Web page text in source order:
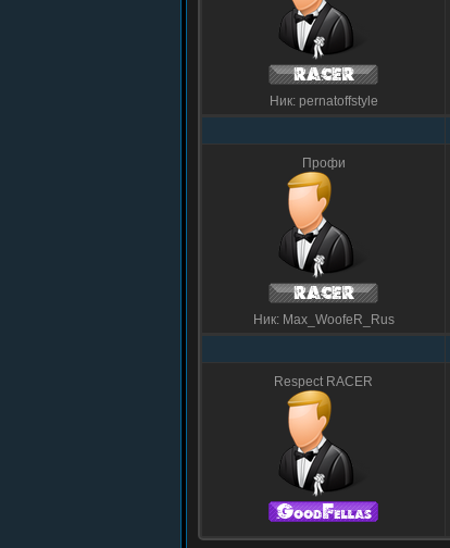
Ник: pernatoffstyle
Профи
Ник: Max_WoofeR_Rus
Respect RACER